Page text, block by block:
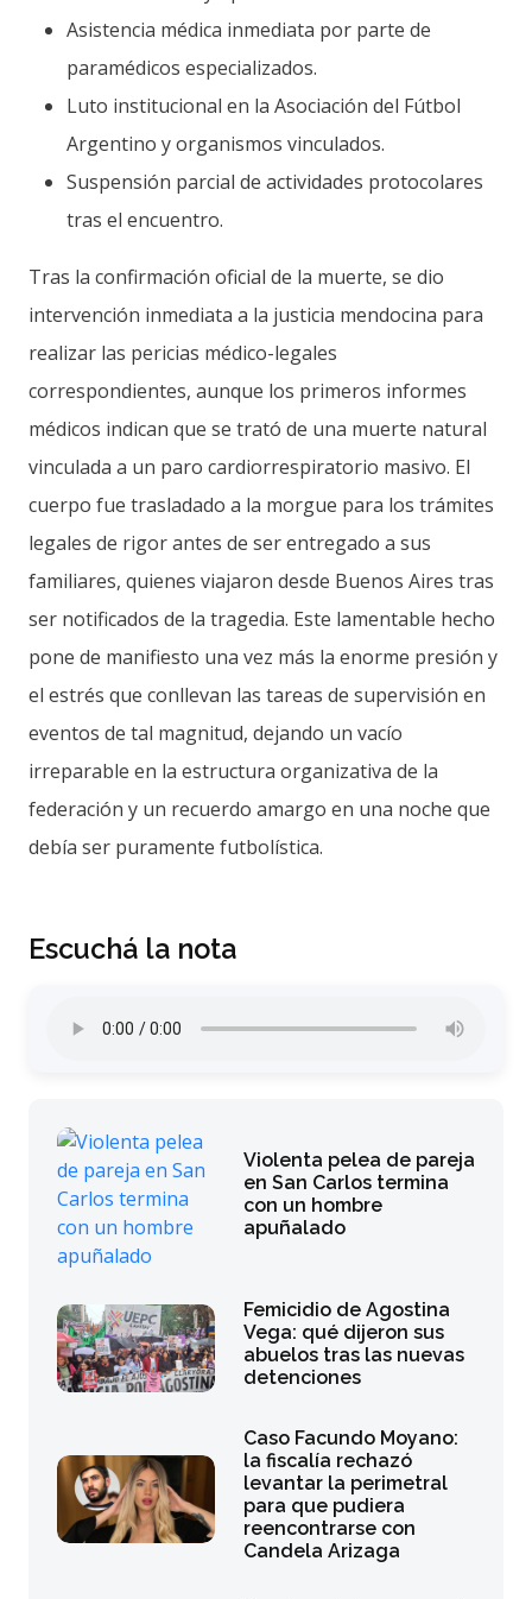
Asistencia médica inmediata por parte de
paramédicos especializados.
Luto institucional en la Asociación del Fútbol
Argentino y organismos vinculados.
Suspensión parcial de actividades protocolares
tras el encuentro.
Tras la confirmación oficial de la muerte, se dio
intervención inmediata a la justicia mendocina para
realizar las pericias médico-legales
correspondientes, aunque los primeros informes
médicos indican que se trató de una muerte natural
vinculada a un paro cardiorrespiratorio masivo. El
cuerpo fue trasladado a la morgue para los trámites
legales de rigor antes de ser entregado a sus
familiares, quienes viajaron desde Buenos Aires tras
ser notificados de la tragedia. Este lamentable hecho
pone de manifiesto una vez más la enorme presión y
el estrés que conllevan las tareas de supervisión en
eventos de tal magnitud, dejando un vacío
irreparable en la estructura organizativa de la
federación y un recuerdo amargo en una noche que
debía ser puramente futbolística.
Escuchá la nota
Violenta pelea de pareja
en San Carlos termina
con un hombre
apuñalado
Femicidio de Agostina
Vega: qué dijeron sus
abuelos tras las nuevas
detenciones
Caso Facundo Moyano:
la fiscalía rechazó
levantar la perimetral
para que pudiera
reencontrarse con
Candela Arizaga